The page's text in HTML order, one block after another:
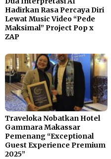
Hadirkan Rasa Percaya Diri
Lewat Music Video “Pede
Maksimal” Project Pop x
ZAP
Traveloka Nobatkan Hotel
Gammara Makassar
Pemenang “Exceptional
Guest Experience Premium
2025”